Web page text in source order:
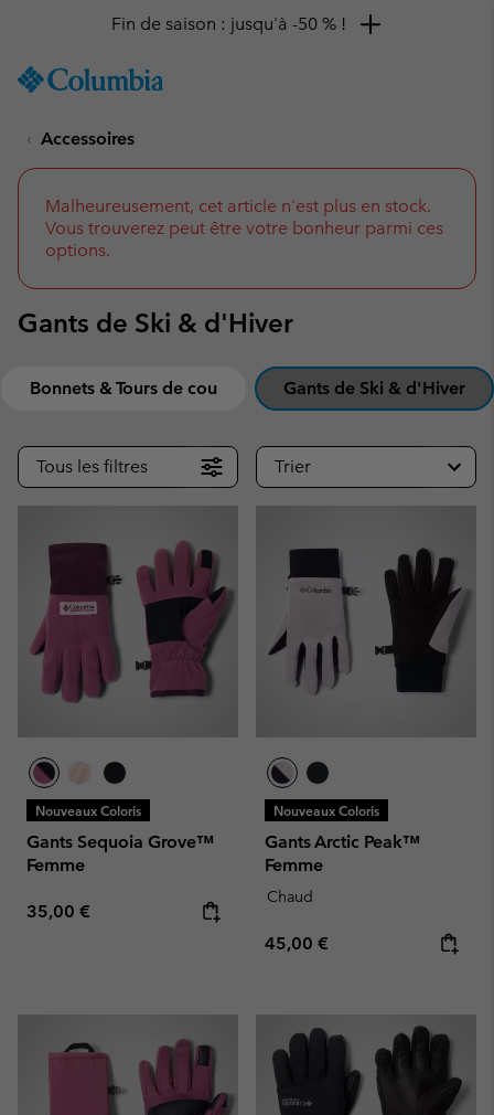
TO
SKIP
NAV
SKIP
TO
SEARCH
Fin de saison : jusqu'à -50 % !
Accessoires
Malheureusement, cet article n'est plus en stock.
Vous trouverez peut être votre bonheur parmi ces
options.
Gants de Ski & d'Hiver
Bonnets & Tours de cou Gants de Ski & d'Hiver
Tous les filtres Trier
Nouveaux Coloris
Gants Sequoia Grove™
Femme
Regular price:
35,00 €
Nouveaux Coloris
Gants Arctic Peak™
Femme
Chaud
Regular price:
45,00 €